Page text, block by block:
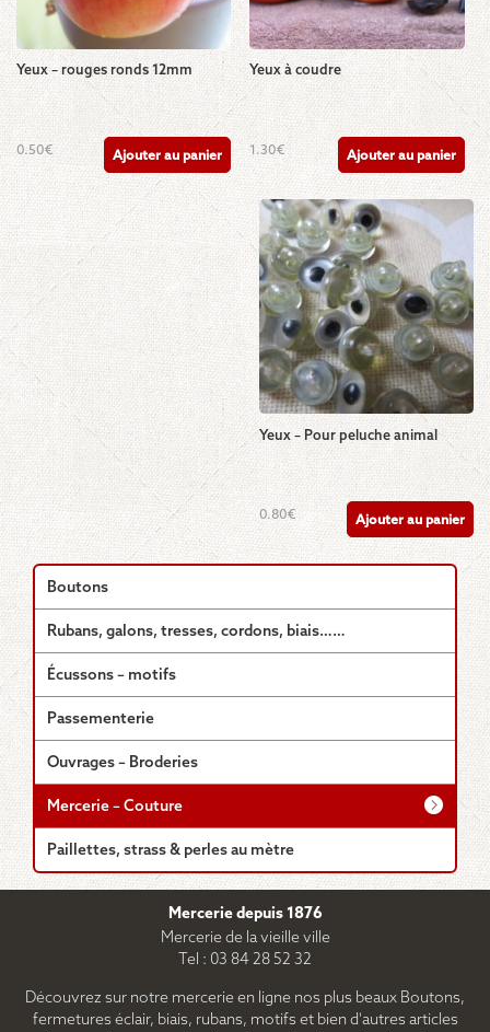
Yeux – rouges ronds 12mm
0.50€ Ajouter au panier
Yeux à coudre
1.30€ Ajouter au panier
Yeux – Pour peluche animal
0.80€ Ajouter au panier
Boutons
Rubans, galons, tresses, cordons, biais……
Écussons – motifs
Passementerie
Ouvrages – Broderies
Mercerie – Couture
Paillettes, strass & perles au mètre
Mercerie depuis 1876
Mercerie de la vieille ville
Tel : 03 84 28 52 32
Découvrez sur notre mercerie en ligne nos plus beaux Boutons,
fermetures éclair, biais, rubans, motifs et bien d'autres articles